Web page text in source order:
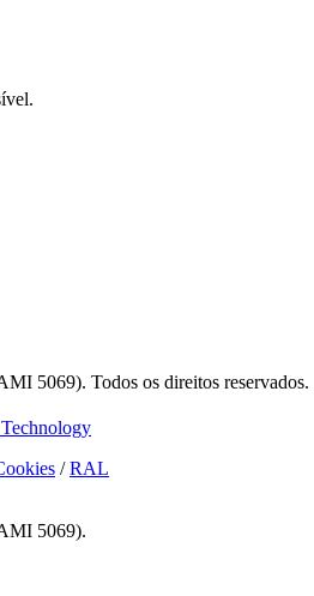
5069). Todos os direitos reservados.
/RAL
5069).